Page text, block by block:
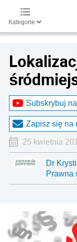
Kategorie
Subskrybuj
Zapisz się na
25 kwietnia
Dr
Prawna